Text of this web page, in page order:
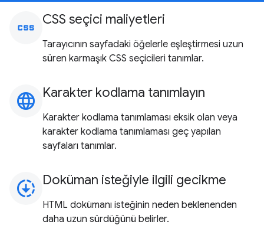
css CSS seçici maliyetleri
Tarayıcının sayfadaki öğelerle eşleştirmesi uzun
süren karmaşık CSS seçicileri tanımlar.
language Karakter kodlama tanımlayın
Karakter kodlama tanımlaması eksik olan veya
karakter kodlama tanımlaması geç yapılan
sayfaları tanımlar.
downloading Doküman isteğiyle ilgili gecikme
HTML dokümanı isteğinin neden beklenenden
daha uzun sürdüğünü belirler.